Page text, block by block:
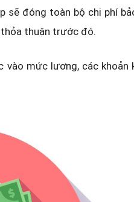
sẽ đóng toàn bộ chi phí
thuận trước đó.
mức lương, các khoản